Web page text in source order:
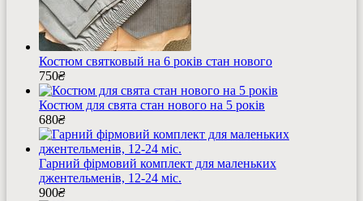
Костюм святковый на 6 років стан нового
750₴
Костюм для свята стан нового на 5 років
680₴
Гарний фірмовий комплект для маленьких
джентельменів, 12-24 міс.
900₴